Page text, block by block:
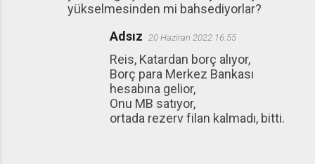
yükselmesinden mi bahsediyorlar?
Adsız 20 Haziran 2022 16:55
Reis, Katardan borç alıyor,
Borç para Merkez Bankası
hesabına gelior,
Onu MB satıyor,
ortada rezerv filan kalmadı, bitti.